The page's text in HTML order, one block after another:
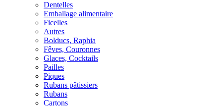
Dentelles
Emballage alimentaire
Ficelles
Autres
Bolducs, Raphia
Fêves, Couronnes
Glaces, Cocktails
Pailles
Piques
Rubans pâtissiers
Rubans
Cartons